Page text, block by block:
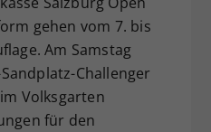
gehen vom 7. bis
Am Samstag
Challenger
Volksgarten
für den
speichert Ihre Consent-
Unter anderem eine
ID, für die
Speicherung Ihrer
Einstellungen, falls der
dies eingestellt